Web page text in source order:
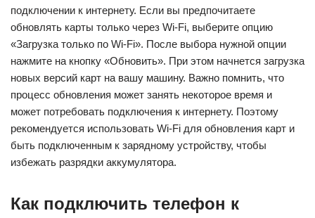
подключении к интернету. Если вы предпочитаете
обновлять карты только через Wi-Fi, выберите опцию
«Загрузка только по Wi-Fi». После выбора нужной опции
нажмите на кнопку «Обновить». При этом начнется загрузка
новых версий карт на вашу машину. Важно помнить, что
процесс обновления может занять некоторое время и
может потребовать подключения к интернету. Поэтому
рекомендуется использовать Wi-Fi для обновления карт и
быть подключенным к зарядному устройству, чтобы
избежать разрядки аккумулятора.
Как подключить телефон к